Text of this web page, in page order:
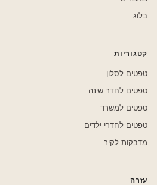
בלוג
קטגוריות
טפטים לסלון
טפטים לחדר שינה
טפטים למשרד
טפטים לחדרי ילדים
מדבקות לקיר
עזרה